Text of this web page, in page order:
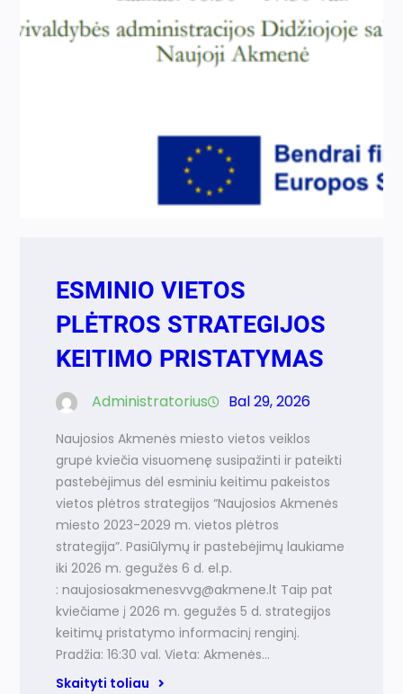
ESMINIO VIETOS
PLĖTROS STRATEGIJOS
KEITIMO PRISTATYMAS
Administratorius Bal 29, 2026
Naujosios Akmenės miesto vietos veiklos
grupė kviečia visuomenę susipažinti ir pateikti
pastebėjimus dėl esminiu keitimu pakeistos
vietos plėtros strategijos “Naujosios Akmenės
miesto 2023-2029 m. vietos plėtros
strategija”. Pasiūlymų ir pastebėjimų laukiame
iki 2026 m. gegužės 6 d. el.p.
: naujosiosakmenesvvg@akmene.lt Taip pat
kviečiame į 2026 m. gegužės 5 d. strategijos
keitimų pristatymo informacinį renginį.
Pradžia: 16:30 val. Vieta: Akmenės…
Skaityti toliau